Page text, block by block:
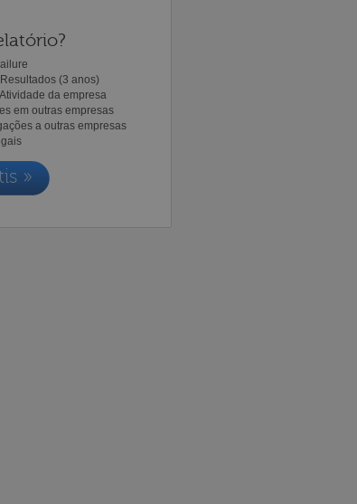
(3 anos)
da empresa
em outras empresas
a outras empresas
»